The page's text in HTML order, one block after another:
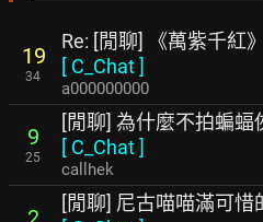
19
34
Re: [閒聊] 《萬紫千紅
[ C_Chat]
a000000000
9
25
[閒聊] 為什麼不拍蝙蝠
[ C_Chat]
callhek
[閒聊] 尼古喵喵滿可惜